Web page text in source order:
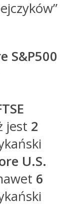
S&P500
jest 2
U.S.
6